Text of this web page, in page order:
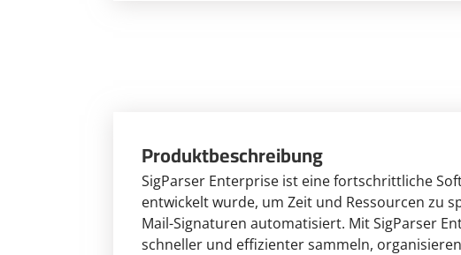
Produktbeschreibung
SigParser Enterprise ist eine fortschrittliche
entwickelt wurde, um Zeit und Ressourcen zu
Mail-Signaturen automatisiert. Mit SigParser
schneller und effizienter sammeln,